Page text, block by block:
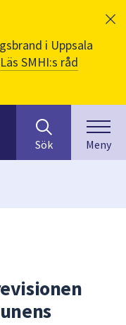
i Uppsala
Läs SMHI:s råd
efter
innehåll
på
sökfältet
kommer
sökförslag
Sök Meny